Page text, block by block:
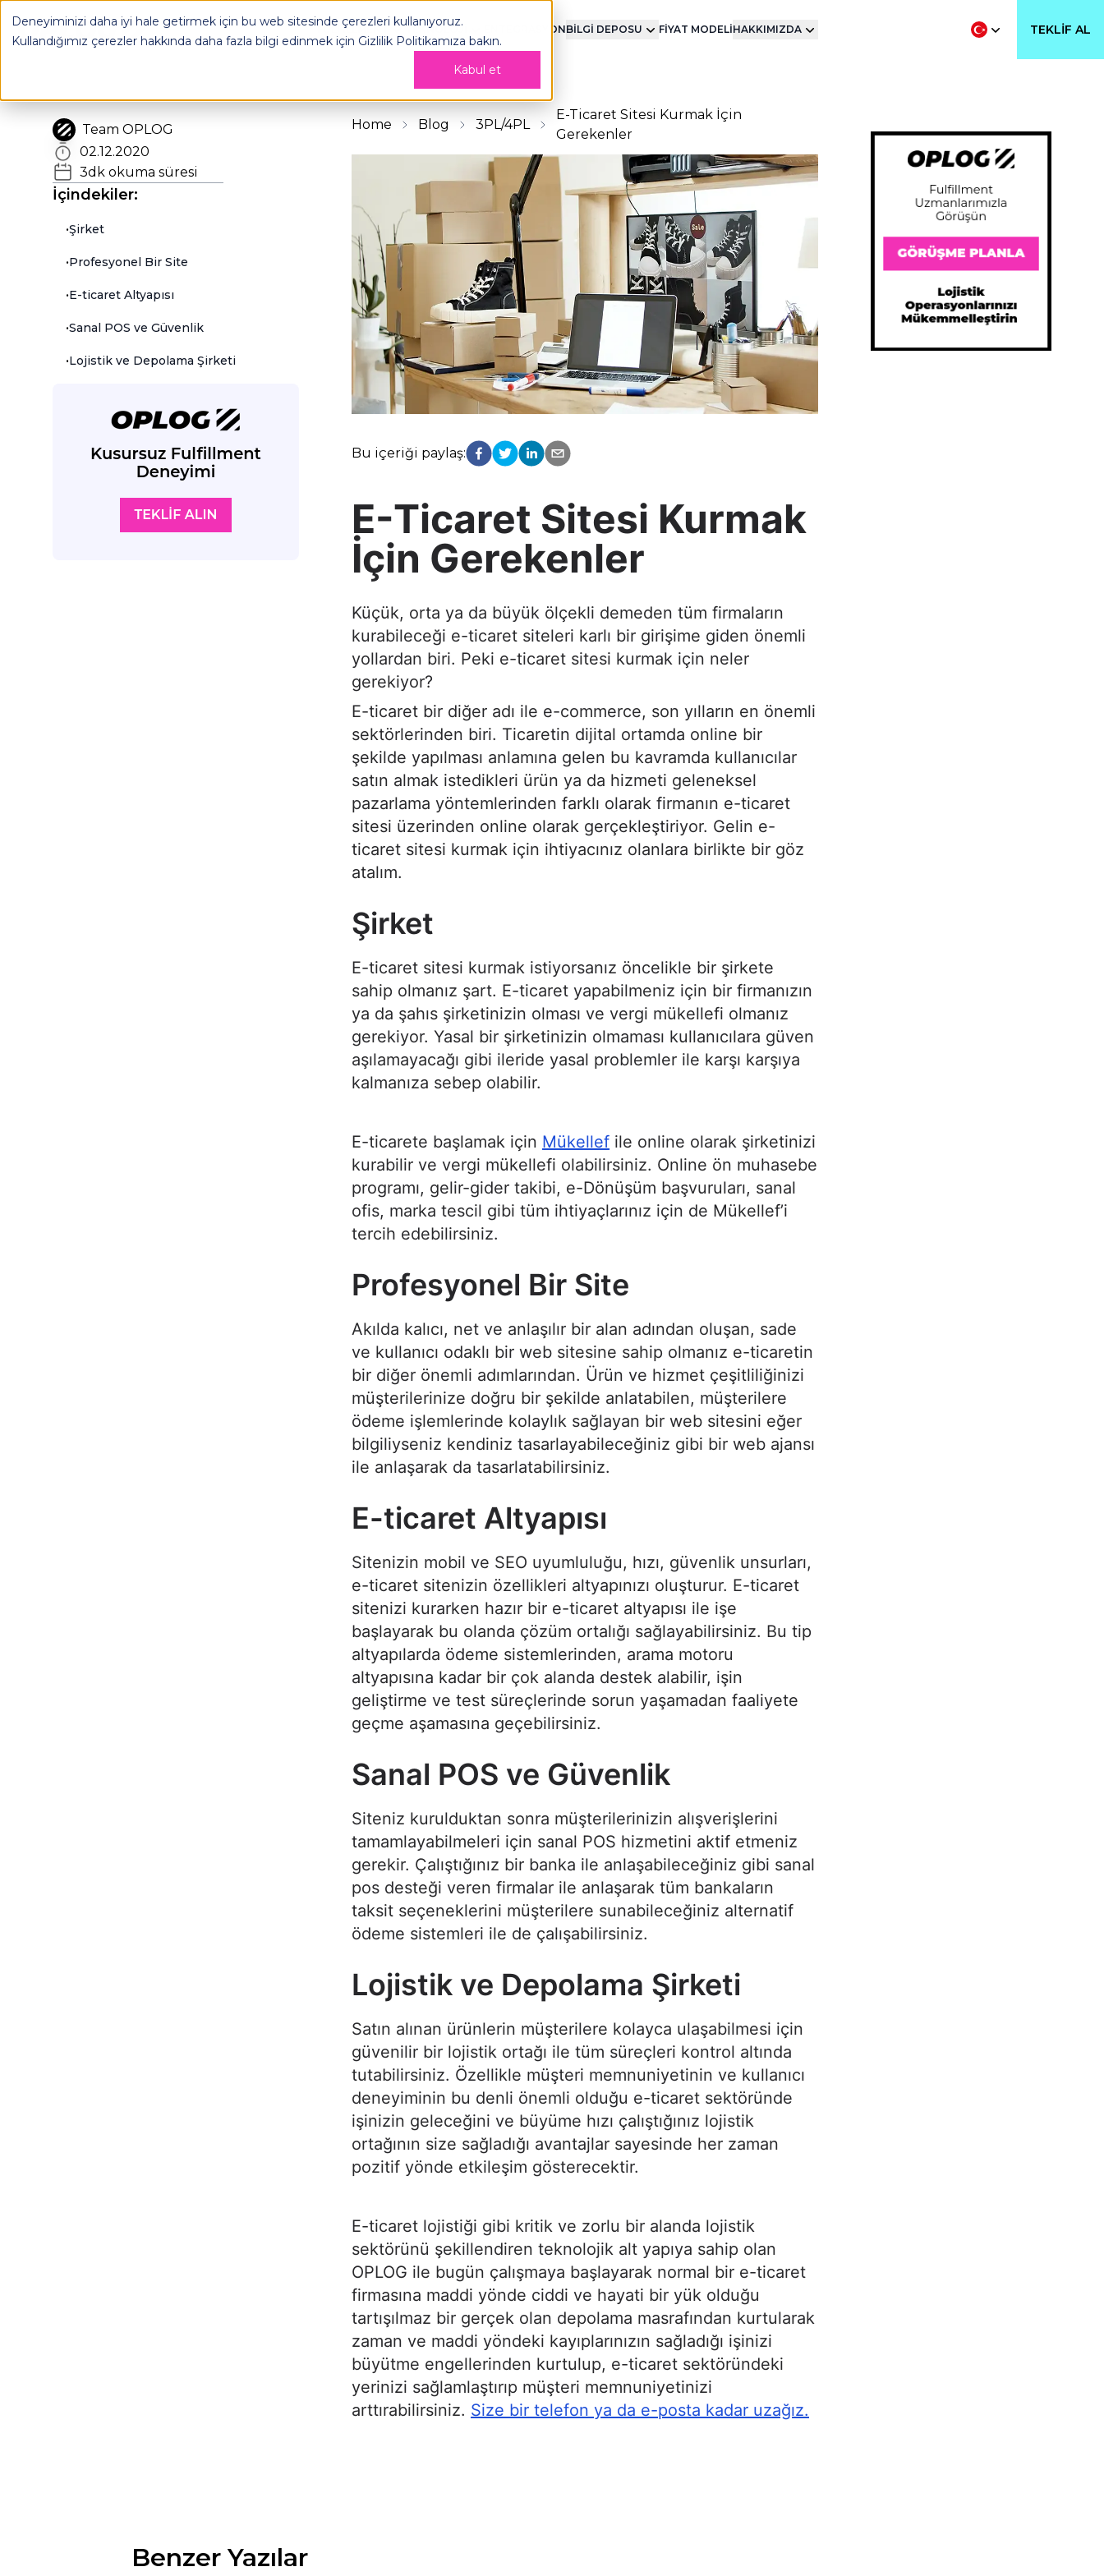
Deneyiminizi daha iyi hale getirmek için bu web sitesinde çerezleri kullanıyoruz.
Kullandığımız çerezler hakkında daha fazla bilgi edinmek için Gizlilik Politikamıza bakın.
Kabul et
OPLOG FULFILLMENT TEKNOLOJİ ENTEGRASYONBİLGİ DEPOSU FİYAT MODELİHAKKIMIZDA TEKLIF AL
Home Blog 3PL/4PL
E-Ticaret Sitesi Kurmak İçin
Gerekenler
Bu içeriği paylaş:
E-Ticaret Sitesi Kurmak
İçin Gerekenler
Küçük, orta ya da büyük ölçekli demeden tüm firmaların
kurabileceği e-ticaret siteleri karlı bir girişime giden önemli
yollardan biri. Peki e-ticaret sitesi kurmak için neler
gerekiyor?
E-ticaret bir diğer adı ile e-commerce, son yılların en önemli
sektörlerinden biri. Ticaretin dijital ortamda online bir
şekilde yapılması anlamına gelen bu kavramda kullanıcılar
satın almak istedikleri ürün ya da hizmeti geleneksel
pazarlama yöntemlerinden farklı olarak firmanın e-ticaret
sitesi üzerinden online olarak gerçekleştiriyor. Gelin e-
ticaret sitesi kurmak için ihtiyacınız olanlara birlikte bir göz
atalım.
Şirket
E-ticaret sitesi kurmak istiyorsanız öncelikle bir şirkete
sahip olmanız şart. E-ticaret yapabilmeniz için bir firmanızın
ya da şahıs şirketinizin olması ve vergi mükellefi olmanız
gerekiyor. Yasal bir şirketinizin olmaması kullanıcılara güven
aşılamayacağı gibi ileride yasal problemler ile karşı karşıya
kalmanıza sebep olabilir.
E-ticarete başlamak için Mükellef ile online olarak şirketinizi
kurabilir ve vergi mükellefi olabilirsiniz. Online ön muhasebe
programı, gelir-gider takibi, e-Dönüşüm başvuruları, sanal
ofis, marka tescil gibi tüm ihtiyaçlarınız için de Mükellef’i
tercih edebilirsiniz.
Profesyonel Bir Site
Akılda kalıcı, net ve anlaşılır bir alan adından oluşan, sade
ve kullanıcı odaklı bir web sitesine sahip olmanız e-ticaretin
bir diğer önemli adımlarından. Ürün ve hizmet çeşitliliğinizi
müşterilerinize doğru bir şekilde anlatabilen, müşterilere
ödeme işlemlerinde kolaylık sağlayan bir web sitesini eğer
bilgiliyseniz kendiniz tasarlayabileceğiniz gibi bir web ajansı
ile anlaşarak da tasarlatabilirsiniz.
E-ticaret Altyapısı
Sitenizin mobil ve SEO uyumluluğu, hızı, güvenlik unsurları,
e-ticaret sitenizin özellikleri altyapınızı oluşturur. E-ticaret
sitenizi kurarken hazır bir e-ticaret altyapısı ile işe
başlayarak bu olanda çözüm ortalığı sağlayabilirsiniz. Bu tip
altyapılarda ödeme sistemlerinden, arama motoru
altyapısına kadar bir çok alanda destek alabilir, işin
geliştirme ve test süreçlerinde sorun yaşamadan faaliyete
geçme aşamasına geçebilirsiniz.
Sanal POS ve Güvenlik
Siteniz kurulduktan sonra müşterilerinizin alışverişlerini
tamamlayabilmeleri için sanal POS hizmetini aktif etmeniz
gerekir. Çalıştığınız bir banka ile anlaşabileceğiniz gibi sanal
pos desteği veren firmalar ile anlaşarak tüm bankaların
taksit seçeneklerini müşterilere sunabileceğiniz alternatif
ödeme sistemleri ile de çalışabilirsiniz.
Lojistik ve Depolama Şirketi
Satın alınan ürünlerin müşterilere kolayca ulaşabilmesi için
güvenilir bir lojistik ortağı ile tüm süreçleri kontrol altında
tutabilirsiniz. Özellikle müşteri memnuniyetinin ve kullanıcı
deneyiminin bu denli önemli olduğu e-ticaret sektöründe
işinizin geleceğini ve büyüme hızı çalıştığınız lojistik
ortağının size sağladığı avantajlar sayesinde her zaman
pozitif yönde etkileşim gösterecektir.
E-ticaret lojistiği gibi kritik ve zorlu bir alanda lojistik
sektörünü şekillendiren teknolojik alt yapıya sahip olan
OPLOG ile bugün çalışmaya başlayarak normal bir e-ticaret
firmasına maddi yönde ciddi ve hayati bir yük olduğu
tartışılmaz bir gerçek olan depolama masrafından kurtularak
zaman ve maddi yöndeki kayıplarınızın sağladığı işinizi
büyütme engellerinden kurtulup, e-ticaret sektöründeki
yerinizi sağlamlaştırıp müşteri memnuniyetinizi
arttırabilirsiniz. Size bir telefon ya da e-posta kadar uzağız.
Team OPLOG
02.12.2020
3dk okuma süresi
İçindekiler:
•Şirket
•Profesyonel Bir Site
•E-ticaret Altyapısı
•Sanal POS ve Güvenlik
•Lojistik ve Depolama Şirketi
Benzer Yazılar